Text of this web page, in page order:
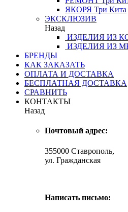
ЯКОРЯ Три Кита
ЭКСКЛЮЗИВ
Назад
ИЗДЕЛИЯ ИЗ
ИЗДЕЛИЯ ИЗ
БРЕНДЫ
КАК ЗАКАЗАТЬ
ОПЛАТА И ДОСТАВКА
БЕСПЛАТНАЯ ДОСТАВКА
СРАВНИТЬ
КОНТАКТЫ
Назад
Почтовый адрес:
355000 Ставрополь,
ул. Гражданская
Написать письмо: